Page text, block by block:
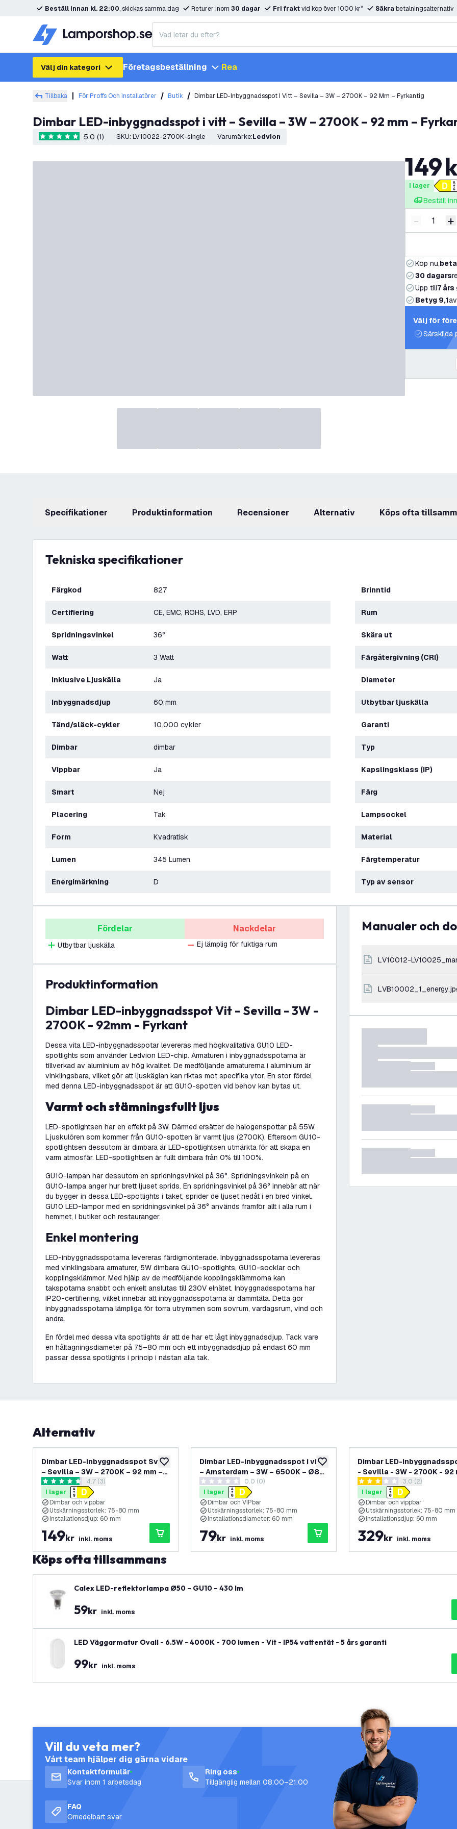
Beställ innan kl. 22:00, skickas samma dag Returer inom 30 dagar Fri fraktvid köp över 1000 kr* Säkrabetalningsalternativ
Välj din kategori Företagsbeställning Rea
Tillbaka För Proffs Och Installatörer Butik Dimbar LED-Inbyggnadsspot I Vitt – Sevilla – 3W – 2700K – 92 Mm – Fyrkantig
Dimbar LED-inbyggnadsspot i vitt – Sevilla – 3W – 2700K – 92 mm –
5 stjärnbetyg 5.0 (1) SKU: LV10022-2700K-single Varumärke: Ledvion
149
I lager
Beställ
Minska
- +
Köp nu,
30 dagars
Upp till7
Betyg 9,1av
Välj för
Särskilda
Specifikationer produktinformation recensioner Alternativ Köps ofta
Tekniska specifikationer
Färgkod 827
Certifiering CE, EMC, ROHS, LVD, ERP
Spridningsvinkel 36°
Watt 3 Watt
Inklusive Ljuskälla Ja
Inbyggnadsdjup 60 mm
Tänd/släck-cykler 10.000 cykler
Dimbar dimbar
Vippbar Ja
Smart Nej
Placering Tak
Form Kvadratisk
Lumen 345 Lumen
Energimärkning D
Brinntid
Rum
Skära ut
Färgåtergivning (CRI)
Diameter
Utbytbar ljuskälla
Garanti
Typ
Kapslingsklass (IP)
Färg
Lampsockel
Material
Färgtemperatur
Typ av sensor
Fördelar
Utbytbar ljuskälla
Nackdelar
Ej lämplig för fuktiga rum
produktinformation
Dimbar LED-inbyggnadsspot Vit - Sevilla - 3W -
2700K - 92mm - Fyrkant
Dessa vita LED-inbyggnadsspotar levereras med högkvalitativa GU10 LED-
spotlights som använder Ledvion LED-chip. Armaturen i inbyggnadsspotarna är
tillverkad av aluminium av hög kvalitet. De medföljande armaturerna i aluminium är
vinklingsbara, vilket gör att ljuskäglan kan riktas mot specifika ytor. En stor fördel
med denna LED-inbyggnadsspot är att GU10-spotten vid behov kan bytas ut.
Varmt och stämningsfullt ljus
LED-spotlightsen har en effekt på 3W. Därmed ersätter de halogenspottar på 55W.
Ljuskulören som kommer från GU10-spotten är varmt ljus (2700K). Eftersom GU10-
spotlightsen dessutom är dimbara är LED-spotlightsen utmärkta för att skapa en
varm atmosfär. LED-spotlightsen är fullt dimbara från 0% till 100%.
GU10-lampan har dessutom en spridningsvinkel på 36°. Spridningsvinkeln på en
GU10-lampa anger hur brett ljuset sprids. En spridningsvinkel på 36° innebär att när
du bygger in dessa LED-spotlights i taket, sprider de ljuset nedåt i en bred vinkel.
GU10 LED-lampor med en spridningsvinkel på 36° används framför allt i alla rum i
hemmet, i butiker och restauranger.
Enkel montering
LED-inbyggnadsspotarna levereras färdigmonterade. Inbyggnadsspotarna levereras
med vinklingsbara armaturer, 5W dimbara GU10-spotlights, GU10-socklar och
kopplingsklämmor. Med hjälp av de medföljande kopplingsklämmorna kan
takspotarna snabbt och enkelt anslutas till 230V elnätet. Inbyggnadsspotarna har
IP20-certifiering, vilket innebär att inbyggnadsspotarna är dammtäta. Detta gör
inbyggnadsspotarna lämpliga för torra utrymmen som sovrum, vardagsrum, vind och
andra.
En fördel med dessa vita spotlights är att de har ett lågt inbyggnadsdjup. Tack vare
en håltagningsdiameter på 75–80 mm och ett inbyggnadsdjup på endast 60 mm
passar dessa spotlights i princip i nästan alla tak.
Manualer och
LV10012-
Alternativ
lägg till i önskelistan
Dimbar LED-inbyggnadsspot Svart
– Sevilla – 3W – 2700K – 92 mm –
Fyrkantigöppna recensionspanel
4.7 stjärnbetyg4.7 (3)
I lager
Dimbar och vippbar
Utskärningsstorlek: 75-80 mm
Installationsdjup: 60 mm
149kr inkl. moms
lägg till i önskelistan
Dimbar LED-inbyggnadsspot i vitt
– Amsterdam – 3W – 6500K – Ø82
mm
0 stjärnbetyg 0.0 (0)
I lager
Dimbar och VIPbar
Utskärningsstorlek: 75-80 mm
Installationsdiameter: 60 mm
79kr inkl. moms
Dimbar LED-
- Sevilla - 3W - 2700K - 92
fyrkantig - 3-pack
öppna
3 stjärnbetyg 3.0 (2)
I lager
Dimbar och vippbar
Utskärningsstorlek: 75-80 mm
Installationsdjup: 60 mm
329kr inkl. moms
Köps ofta tillsammans
Calex LED-reflektorlampa Ø50 – GU10 – 430 lm
59kr inkl. moms
LED Väggarmatur Ovall - 6.5W - 4000K - 700 lumen - Vit - IP54 vattentät - 5 års garanti
99kr inkl. moms
Vill du veta mer?
Vårt team hjälper dig gärna vidare
Kontaktformulär
Svar inom 1 arbetsdag
Ring oss
Tillgänglig mellan 08:00–21:00
FAQ
Omedelbart svar